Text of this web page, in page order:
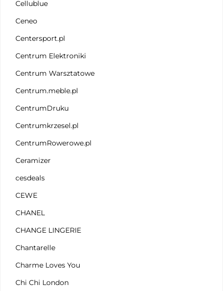
Cellublue
Ceneo
Centersport.pl
Centrum Elektroniki
Centrum Warsztatowe
Centrum.meble.pl
CentrumDruku
Centrumkrzesel.pl
CentrumRowerowe.pl
Ceramizer
cesdeals
CEWE
CHANEL
CHANGE LINGERIE
Chantarelle
Charme Loves You
Chi Chi London